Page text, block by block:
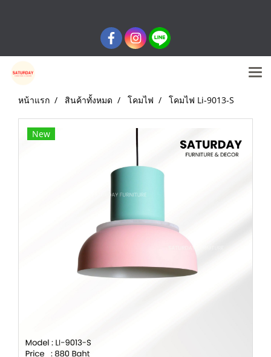
หน้าแรก สินค้าทั้งหมด โคมไฟ โคมไฟ Li-9013-S
New